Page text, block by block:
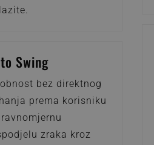
Swing
bez direktnog
prema korisniku
zraka kroz